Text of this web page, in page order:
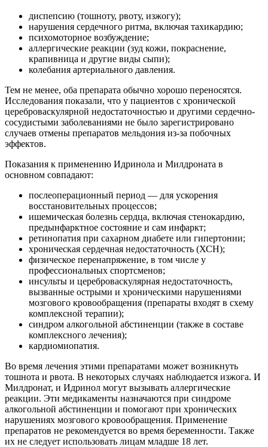
диспепсию (тошноту, рвоту, изжогу);
нарушения сердечного ритма, включая тахикардию;
психомоторное возбуждение;
аллергические реакции (зуд кожи, покраснение,
крапивница и другие виды сыпи);
колебания артериального давления.
Тем не менее, оба препарата обычно хорошо переносятся.
Исследования показали, что у пациентов с хронической
цереброваскулярной недостаточностью и другими сердечно-
сосудистыми заболеваниями не было зарегистрировано
случаев отмены препаратов мельдония из-за побочных
эффектов.
Показания к применению Идринола и Милдроната в
основном совпадают:
послеоперационный период — для ускорения
восстановительных процессов;
ишемическая болезнь сердца, включая стенокардию,
предынфарктное состояние и сам инфаркт;
ретинопатия при сахарном диабете или гипертонии;
хроническая сердечная недостаточность (ХСН);
физическое перенапряжение, в том числе у
профессиональных спортсменов;
инсульты и цереброваскулярная недостаточность,
вызванные острыми и хроническими нарушениями
мозгового кровообращения (препараты входят в схему
комплексной терапии);
синдром алкогольной абстиненции (также в составе
комплексного лечения);
кардиомиопатия.
Во время лечения этими препаратами может возникнуть
тошнота и рвота. В некоторых случаях наблюдается изжога. И
Милдронат, и Идринол могут вызывать аллергические
реакции. Эти медикаменты назначаются при синдроме
алкогольной абстиненции и помогают при хронических
нарушениях мозгового кровообращения. Применение
препаратов не рекомендуется во время беременности. Также
их не следует использовать лицам младше 18 лет.